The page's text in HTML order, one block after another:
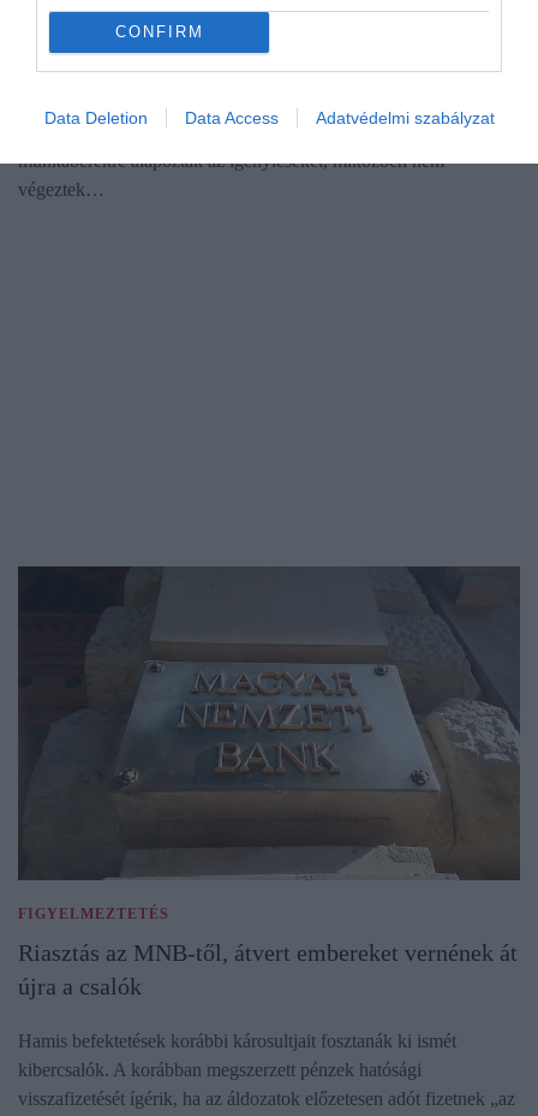
CONFIRM
Data Deletion Data Access Adatvédelmi szabályzat
Megróbálták átverni a NAV-ot szja-
visszaigényléssel, ráfizettek
a hivatal olyan eseteket tárt fel, ahol utólag bejelentett, jelentős
munkabérekre alapozták az igényléseket, miközben nem
végeztek…
FIGYELMEZTETÉS
Riasztás az MNB-től, átvert embereket vernének át
újra a csalók
Hamis befektetések korábbi károsultjait fosztanák ki ismét
kibercsalók. A korábban megszerzett pénzek hatósági
visszafizetését ígérik, ha az áldozatok előzetesen adót fizetnek „az